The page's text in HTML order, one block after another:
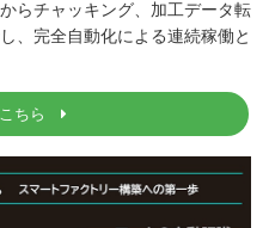
らチャッキング、加工データ転
、完全自動化による連続稼働と
ちら